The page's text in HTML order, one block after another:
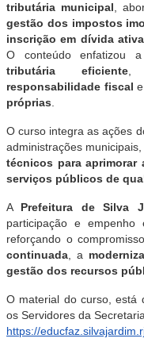
tributária municipal ,
gestão dos impostos
inscrição em dívida ativa
O conteúdo enfatizou
tributária eficiente,
responsabilidade fiscal
próprias
O curso integra as ações
administrações
técnicos para aprimorar
serviços públicos de
A Prefeitura de Silva
participação e empenho
reforçando o
continuada , a
gestão dos recursos
O material do curso, está
os Servidores da
https://